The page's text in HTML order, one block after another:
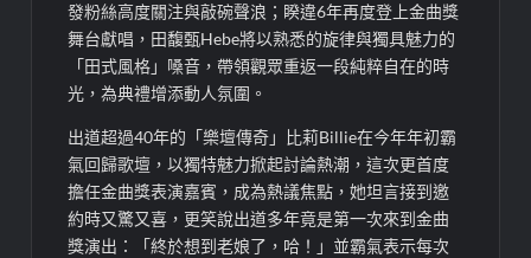
發粉絲高度關注與敲碗聲浪；睽違6年再度登上金曲獎
舞台獻唱，田馥甄Hebe將以熟悉的旋律與獨具魅力的
「田式風格」嗓音，帶領觀眾重返一段純粹自在的時
光，為典禮增添動人氛圍。
出道超過40年的「樂壇傳奇」比莉Billie在今年年初霸
氣回歸歌壇，以獨特魅力掀起討論熱潮，這次更首度
擔任金曲獎表演嘉賓，成為熱議焦點，她坦言接到邀
約時又驚又喜，更笑說出道多年竟是第一次來到金曲
獎演出：「終於想到老娘了，哈！」並霸氣表示每次